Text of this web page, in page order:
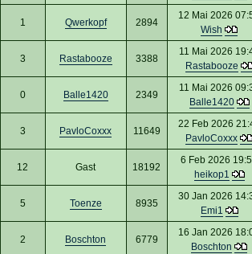
1 Qwerkopf 2894
12 Mai 2026
Wish
3 Rastabooze 3388
11 Mai 2026
Rastabooze
0 Balle1420 2349
11 Mai 2026
Balle1420
3 PavloCoxxx 11649
22 Feb 2026
PavloCoxxx
12 Gast 18192
6 Feb 2026
heikop1
5 Toenze 8935
30 Jan 2026
Emi1
2 Boschton 6779
16 Jan 2026
Boschton